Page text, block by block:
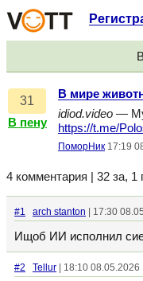
31
В пену
В мире
idiod.video —
https://t.me/
ПоморНик 17:19
4 комментария | 32 за, 1
#1 arch stanton | 17:30
Ищоб ИИ исполнил
#2 Tellur | 18:10